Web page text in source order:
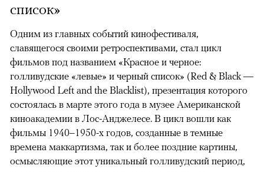
список»
Одним из главных событий кинофестиваля,
славящегося своими ретроспективами, стал цикл
фильмов под названием «Красное и черное:
голливудские «левые» и черный список» (Red & Black —
Hollywood Left and the Blacklist), презентация которого
состоялась в марте этого года в музее Американской
киноакадемии в Лос-Анджелесе. В цикл вошли как
фильмы 1940–1950-х годов, созданные в темные
времена маккартизма, так и более поздние картины,
осмысляющие этот уникальный голливудский период,